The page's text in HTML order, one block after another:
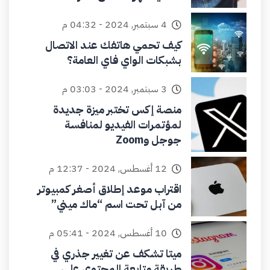
4 سبتمبر, 2024 - 04:32 م
كيف تحمي هاتفك عند الاتصال
بشبكات الواي فاي العامة؟
3 سبتمبر, 2024 - 03:03 م
منصة إكس تختبر ميزة جديدة
لمؤتمرات الفيديو لمنافسة
جوجل وZoom
12 أغسطس, 2024 - 12:37 م
اقتراب موعد إطلاق أصغر كمبيوتر
من آبل تحت اسم “ماك ميني”
10 أغسطس, 2024 - 05:41 م
ميتا تشكف عن تغيير جذري في